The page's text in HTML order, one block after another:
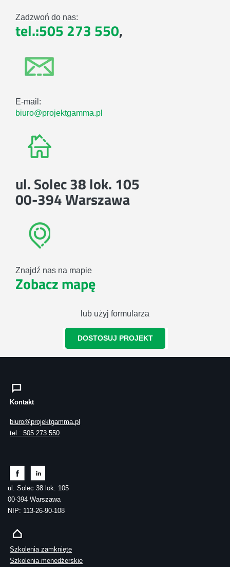
Zadzwoń do nas:
tel.:505 273 550,
E-mail:
biuro@projektgamma.pl
ul. Solec 38 lok. 105
00-394 Warszawa
Znajdź nas na mapie
Zobacz mapę
lub użyj formularza
DOSTOSUJ PROJEKT
Kontakt
biuro@projektgamma.pl
tel.: 505 273 550
ul. Solec 38 lok. 105
00-394 Warszawa
NIP: 113-26-90-108
Szkolenia zamknięte
Szkolenia menedżerskie